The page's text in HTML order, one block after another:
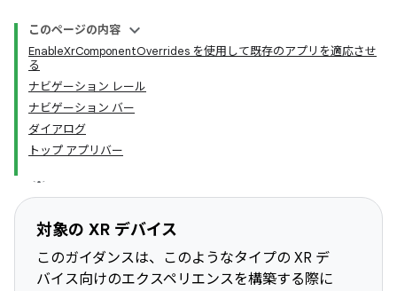
このページの内容
EnableXrComponentOverrides を使用して既存のアプリを適応させ
る
ナビゲーション レール
ナビゲーション バー
ダイアログ
トップ アプリバー
対象の XR デバイス
このガイダンスは、このようなタイプの XR デ
バイス向けのエクスペリエンスを構築する際に